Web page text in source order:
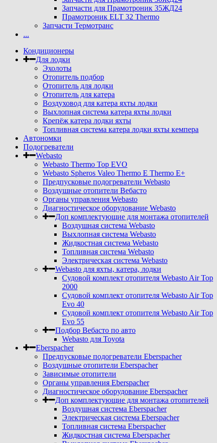
Запчасти для Прамотроник 35ЖД24
Прамотроник ELT 32 Thermo
Запчасти Термотранс
...
Кондиционеры
Для лодки
Эхолоты
Отопитель подбор
Отопитель для лодки
Отопитель для катера
Воздуховод для катера яхты лодки
Выхлопная система катера яхты лодки
Крепёж катера лодки яхты
Топливная система катера лодки яхты кемпера
Автономки
Подогреватели
Webasto
Webasto Thermo Top EVO
Webasto Spheros Valeo Thermo E Thermo E+
Предпусковые подогреватели Webasto
Воздушные отопители Вебасто
Органы управления Webasto
Диагностическое оборудование Webasto
Доп комплектующие для монтажа отопителей
Воздушная система Webasto
Выхлопная система Webasto
Жидкостная система Webasto
Топливная система Webasto
Электрическая система Webasto
Webasto для яхты, катера, лодки
Судовой комплект отопителя Webasto Air Top
2000
Судовой комплект отопителя Webasto Air Top
Evo 40
Судовой комплект отопителя Webasto Air Top
Evo 55
Подбор Вебасто по авто
Webasto для Toyota
Eberspacher
Предпусковые подогреватели Eberspacher
Воздушные отопители Eberspacher
Зависимые отопители
Органы управления Eberspacher
Диагностическое оборудование Eberspacher
Доп комплектующие для монтажа отопителей
Воздушная система Eberspacher
Электрическая система Eberspacher
Топливная система Eberspacher
Жидкостная система Eberspacher